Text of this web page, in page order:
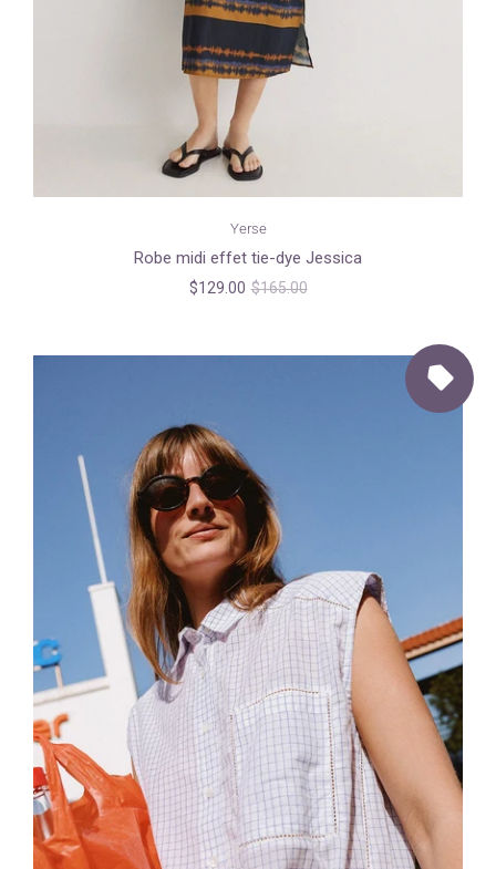
Yerse
Robe midi effet tie-dye Jessica
$129.00 $165.00